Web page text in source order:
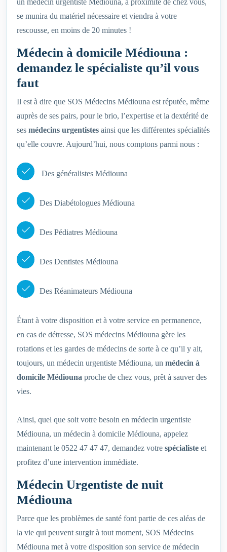
un médecin urgentiste Médiouna, à proximité de chez vous,
se munira du matériel nécessaire et viendra à votre
rescousse, en moins de 20 minutes !
Médecin à domicile Médiouna :
demandez le spécialiste qu’il vous
faut
Il est à dire que SOS Médecins Médiouna est réputée, même
auprès de ses pairs, pour le brio, l’expertise et la dextérité de
ses médecins urgentistes ainsi que les différentes spécialités
qu’elle couvre. Aujourd’hui, nous comptons parmi nous :
Des généralistes Médiouna
Des Diabétologues Médiouna
Des Pédiatres Médiouna
Des Dentistes Médiouna
Des Réanimateurs Médiouna
Étant à votre disposition et à votre service en permanence,
en cas de détresse, SOS médecins Médiouna gère les
rotations et les gardes de médecins de sorte à ce qu’il y ait,
toujours, un médecin urgentiste Médiouna, un médecin à
domicile Médiouna proche de chez vous, prêt à sauver des
vies.
Ainsi, quel que soit votre besoin en médecin urgentiste
Médiouna, un médecin à domicile Médiouna, appelez
maintenant le 0522 47 47 47, demandez votre spécialiste et
profitez d’une intervention immédiate.
Médecin Urgentiste de nuit
Médiouna
Parce que les problèmes de santé font partie de ces aléas de
la vie qui peuvent surgir à tout moment, SOS Médecins
Médiouna met à votre disposition son service de médecin